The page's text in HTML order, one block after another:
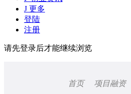
J 更多
登陆
注册
请先登录后才能继续浏览
首页 项目融资